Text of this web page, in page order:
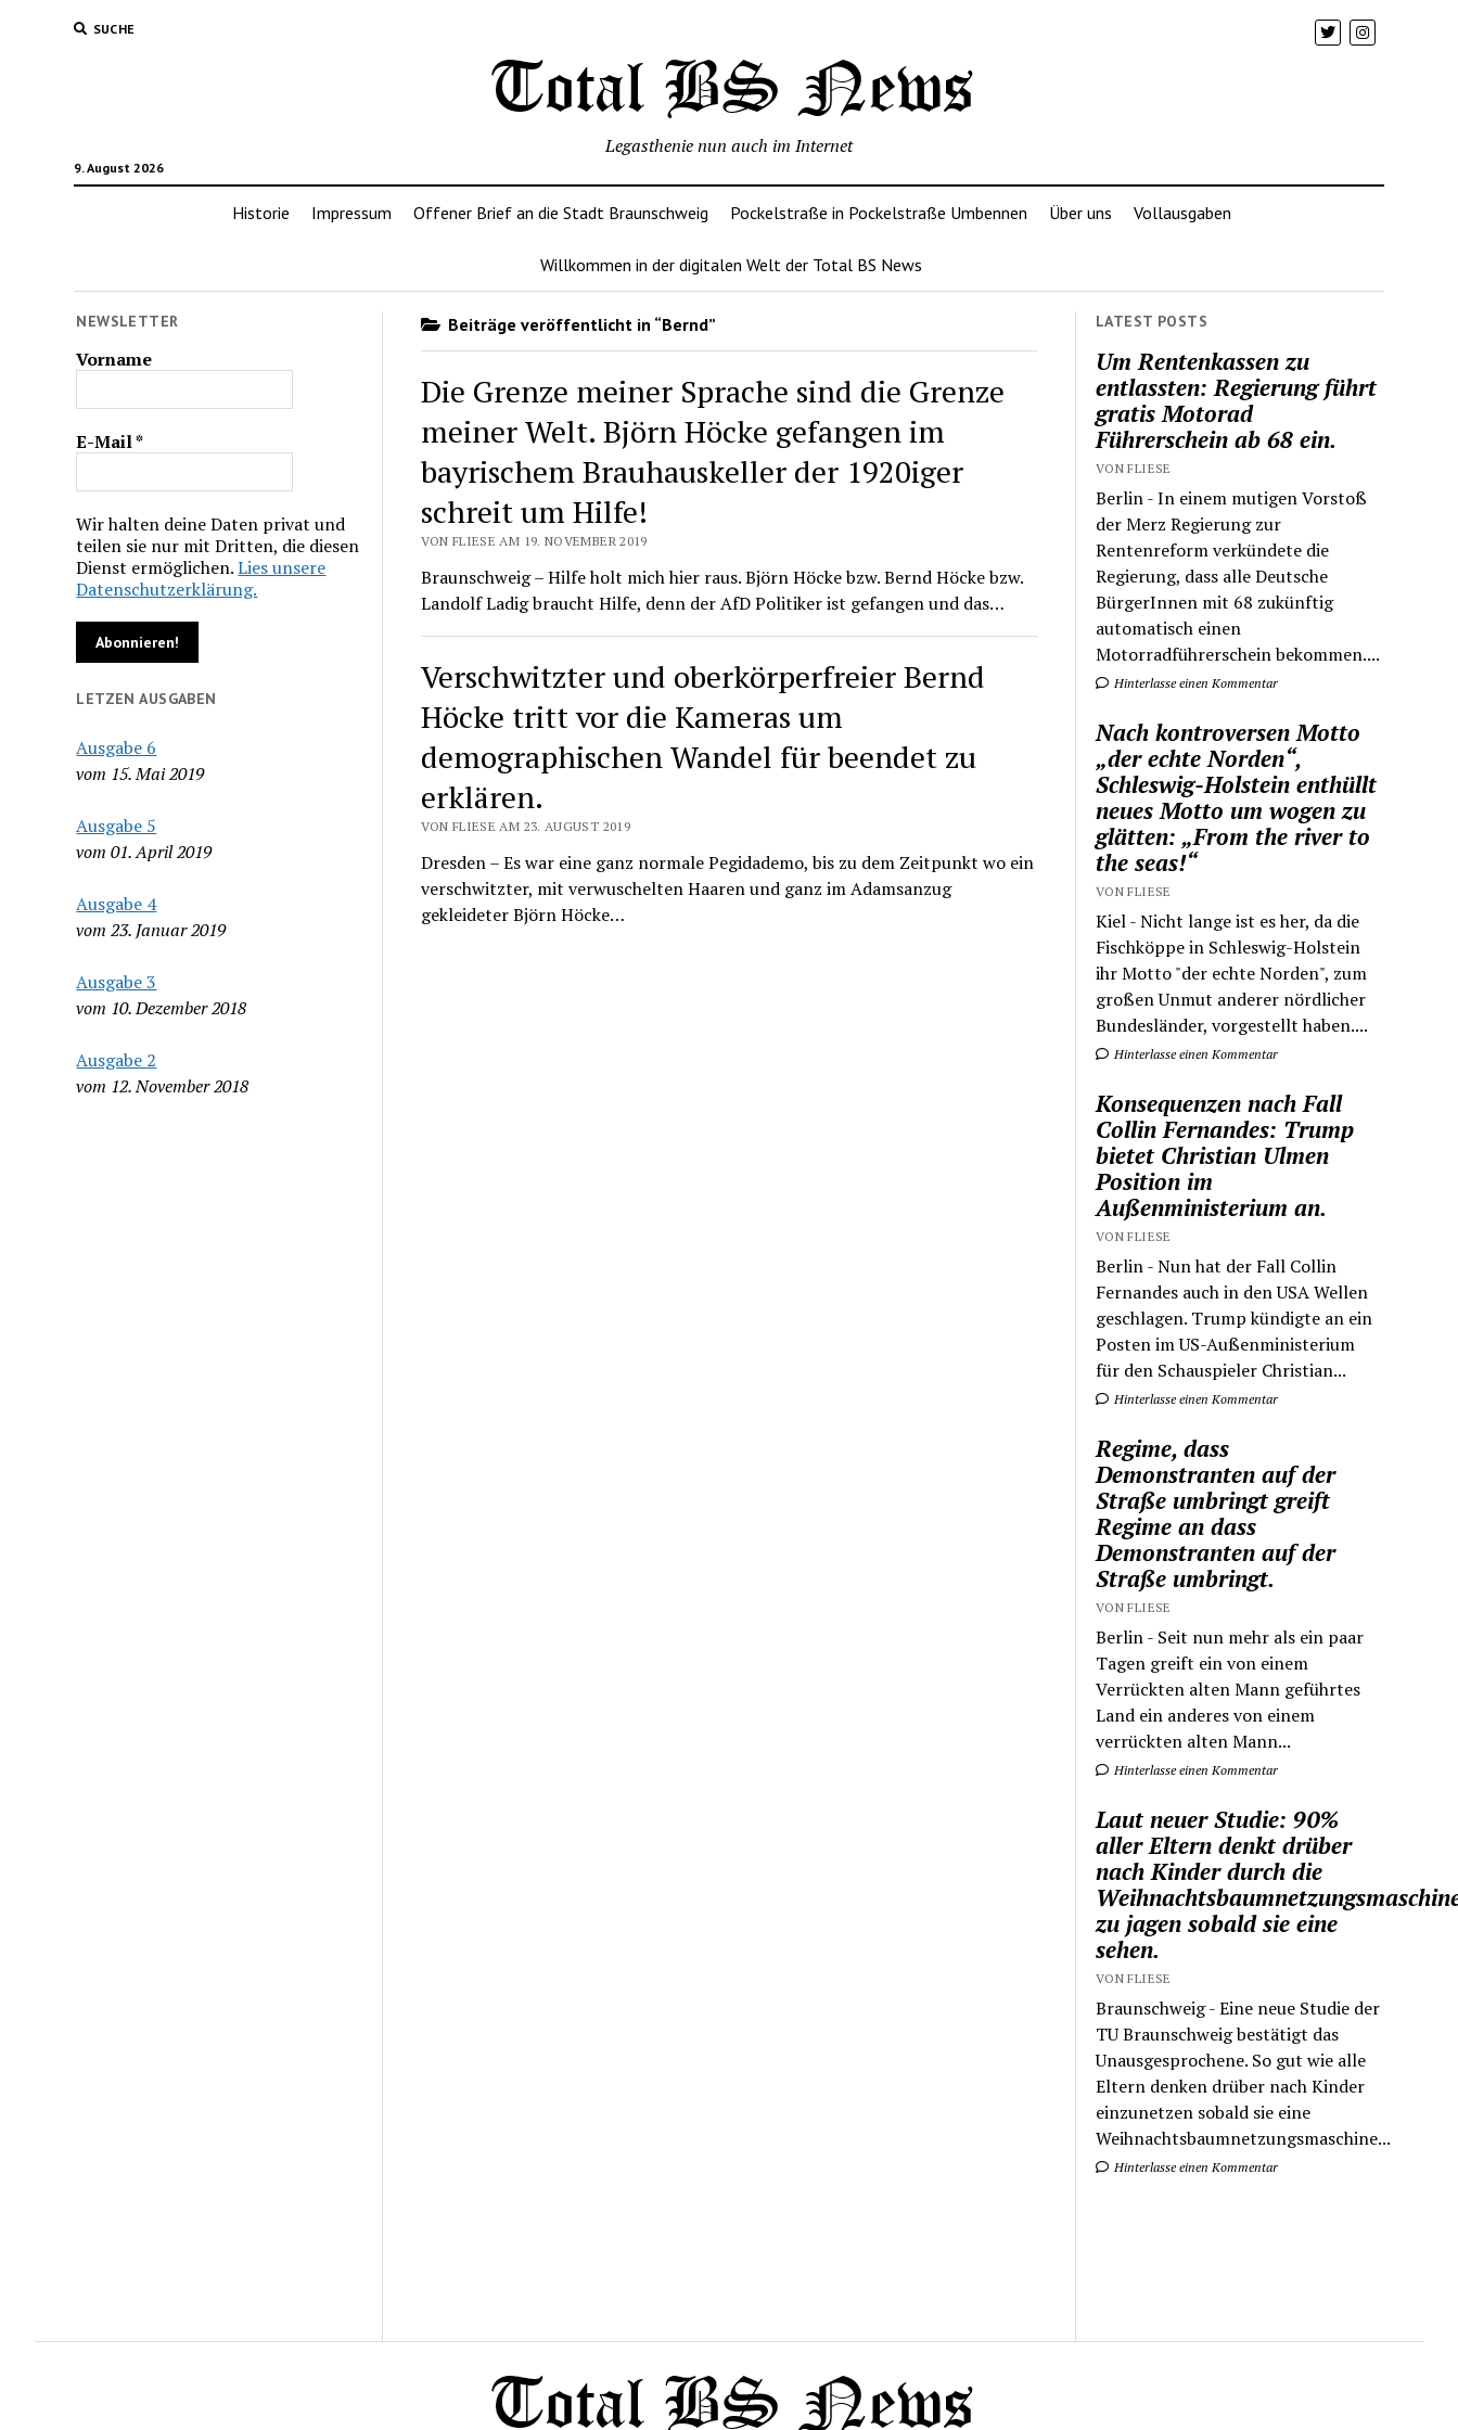
SUCHE
9. August 2026
Legasthenie nun auch im Internet
Historie Impressum Offener Brief an die Stadt Braunschweig Pockelstraße in Pockelstraße Umbennen Über uns Vollausgaben
Willkommen in der digitalen Welt der Total BS News
NEWSLETTER
Vorname
E-Mail*
Wir halten deine Daten privat und
teilen sie nur mit Dritten, die diesen
Dienst ermöglichen.Lies unsere
Datenschutzerklärung.
LETZEN AUSGABEN
Ausgabe 6
vom 15. Mai 2019
Ausgabe 5
vom 01. April 2019
Ausgabe 4
vom 23. Januar 2019
Ausgabe 3
vom 10. Dezember 2018
Ausgabe 2
vom 12. November 2018
Beiträge veröffentlicht in “Bernd”
Die Grenze meiner Sprache sind die Grenze
meiner Welt. Björn Höcke gefangen im
bayrischem Brauhauskeller der 1920iger
schreit um Hilfe!
VON FLIESE AM 19. NOVEMBER 2019
Braunschweig – Hilfe holt mich hier raus. Björn Höcke bzw. Bernd Höcke bzw.
Landolf Ladig braucht Hilfe, denn der AfD Politiker ist gefangen und das…
Verschwitzter und oberkörperfreier Bernd
Höcke tritt vor die Kameras um
demographischen Wandel für beendet zu
erklären.
VON FLIESE AM 23. AUGUST 2019
Dresden – Es war eine ganz normale Pegidademo, bis zu dem Zeitpunkt wo ein
verschwitzter, mit verwuschelten Haaren und ganz im Adamsanzug
gekleideter Björn Höcke…
LATEST POSTS
Um Rentenkassen zu
entlassten: Regierung führt
gratis Motorad
Führerschein ab 68 ein.
VON FLIESE
Berlin - In einem mutigen Vorstoß
der Merz Regierung zur
Rentenreform verkündete die
Regierung, dass alle Deutsche
BürgerInnen mit 68 zukünftig
automatisch einen
Motorradführerschein bekommen....
Hinterlasse einen Kommentar
Nach kontroversen Motto
„der echte Norden“,
Schleswig-Holstein enthüllt
neues Motto um wogen zu
glätten: „From the river to
the seas!“
VON FLIESE
Kiel - Nicht lange ist es her, da die
Fischköppe in Schleswig-Holstein
ihr Motto "der echte Norden", zum
großen Unmut anderer nördlicher
Bundesländer, vorgestellt haben....
Hinterlasse einen Kommentar
Konsequenzen nach Fall
Collin Fernandes: Trump
bietet Christian Ulmen
Position im
Außenministerium an.
VON FLIESE
Berlin - Nun hat der Fall Collin
Fernandes auch in den USA Wellen
geschlagen. Trump kündigte an ein
Posten im US-Außenministerium
für den Schauspieler Christian...
Hinterlasse einen Kommentar
Regime, dass
Demonstranten auf der
Straße umbringt greift
Regime an dass
Demonstranten auf der
Straße umbringt.
VON FLIESE
Berlin - Seit nun mehr als ein paar
Tagen greift ein von einem
Verrückten alten Mann geführtes
Land ein anderes von einem
verrückten alten Mann...
Hinterlasse einen Kommentar
Laut neuer Studie: 90%
aller Eltern denkt drüber
nach Kinder durch die
zu jagen sobald sie eine
sehen.
VON FLIESE
Braunschweig - Eine neue Studie der
TU Braunschweig bestätigt das
Unausgesprochene. So gut wie alle
Eltern denken drüber nach Kinder
einzunetzen sobald sie eine
Weihnachtsbaumnetzungsmaschine...
Hinterlasse einen Kommentar